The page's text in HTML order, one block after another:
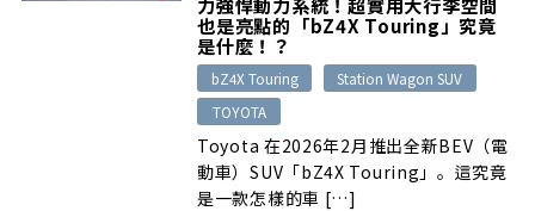
也是亮點的「bZ4X Touring」究竟
是什麼！？
bZ4X Touring
Station Wagon SUV
TOYOTA
Toyota 在2026年2月推出全新BEV（電
動車）SUV「bZ4X Touring」。這究竟
是一款怎樣的車 […]